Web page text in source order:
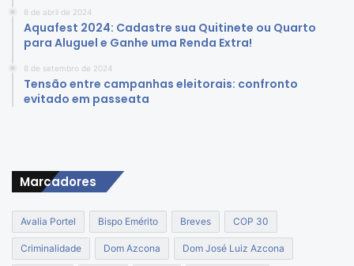
8 de abril de 2024
Aquafest 2024: Cadastre sua Quitinete ou Quarto
para Aluguel e Ganhe uma Renda Extra!
8 de setembro de 2024
Tensão entre campanhas eleitorais: confronto
evitado em passeata
Marcadores
Avalia Portel Bispo Emérito Breves COP 30
Criminalidade Dom Azcona Dom José Luiz Azcona